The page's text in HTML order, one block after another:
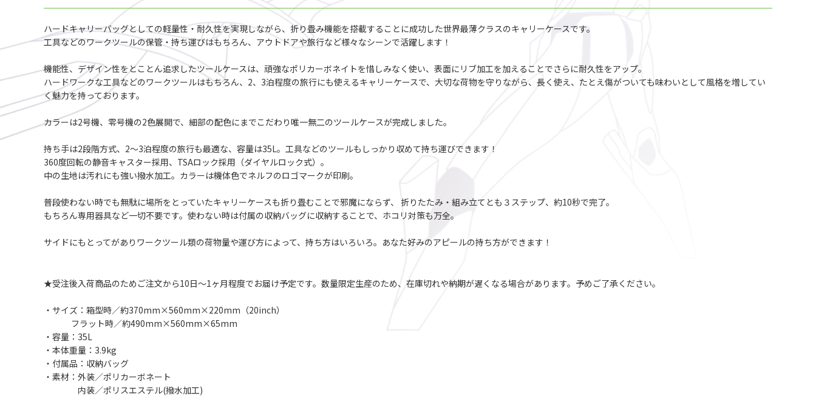
ハードキャリーバッグとしての軽量性・耐久性を実現しながら、折り畳み機能を搭載することに成功した世界最薄クラスのキャリーケースです。
工具などのワークツールの保管・持ち運びはもちろん、アウトドアや旅行など様々なシーンで活躍します！
機能性、デザイン性をとことん追求したツールケースは、頑強なポリカーボネイトを惜しみなく使い、表面にリブ加工を加えることでさらに耐久性をアップ。
ハードワークな工具などのワークツールはもちろん、2、3泊程度の旅行にも使えるキャリーケースで、大切な荷物を守りながら、長く使え、たとえ傷がついても味わいとして風格を増してい
く魅力を持っております。
カラーは2号機、零号機の2色展開で、細部の配色にまでこだわり唯一無二のツールケースが完成しました。
持ち手は2段階方式、2～3泊程度の旅行も最適な、容量は35L。工具などのツールもしっかり収めて持ち運びできます！
360度回転の静音キャスター採用、TSAロック採用（ダイヤルロック式）。
中の生地は汚れにも強い撥水加工。カラーは機体色でネルフのロゴマークが印刷。
普段使わない時でも無駄に場所をとっていたキャリーケースも折り畳むことで邪魔にならず、 折りたたみ・組み立てとも３ステップ、約10秒で完了。
もちろん専用器具など一切不要です。使わない時は付属の収納バッグに収納することで、ホコリ対策も万全。
サイドにもとってがありワークツール類の荷物量や運び方によって、持ち方はいろいろ。あなた好みのアピールの持ち方ができます！
★受注後入荷商品のためご注文から10日～1ヶ月程度でお届け予定です。数量限定生産のため、在庫切れや納期が遅くなる場合があります。予めご了承ください。
・サイズ：箱型時／約370mm×560mm×220mm（20inch）
フラット時／約490mm×560mm×65mm
・容量：35L
・本体重量：3.9kg
・付属品：収納バッグ
・素材：外装／ポリカーボネート
内装／ポリスエステル(撥水加工)